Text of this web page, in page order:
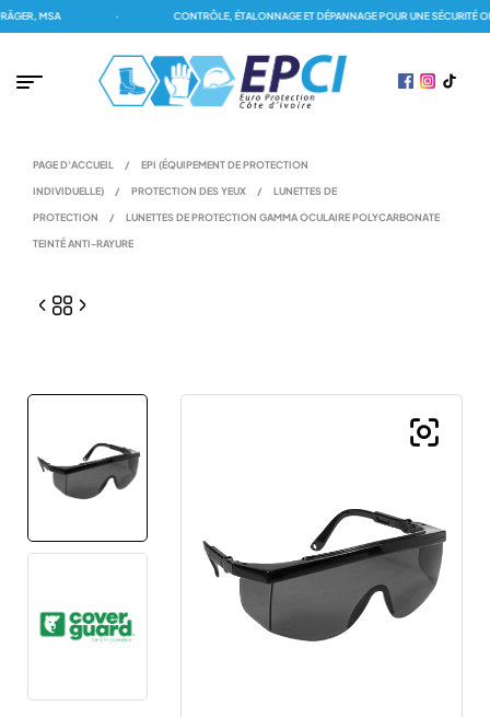
MSA CONTRÔLE, ÉTALONNAGE ET DÉPANNAGE POUR UNE SÉCURITÉ
PAGE D'ACCUEIL / EPI (ÉQUIPEMENT DE PROTECTION
INDIVIDUELLE) / PROTECTION DES YEUX / LUNETTES DE
PROTECTION / LUNETTES DE PROTECTION GAMMA OCULAIRE POLYCARBONATE
TEINTÉ ANTI-RAYURE